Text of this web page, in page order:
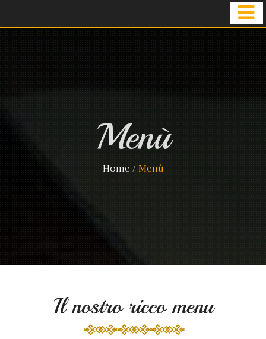
Menù
Home/Menù
Il nostro ricco menu